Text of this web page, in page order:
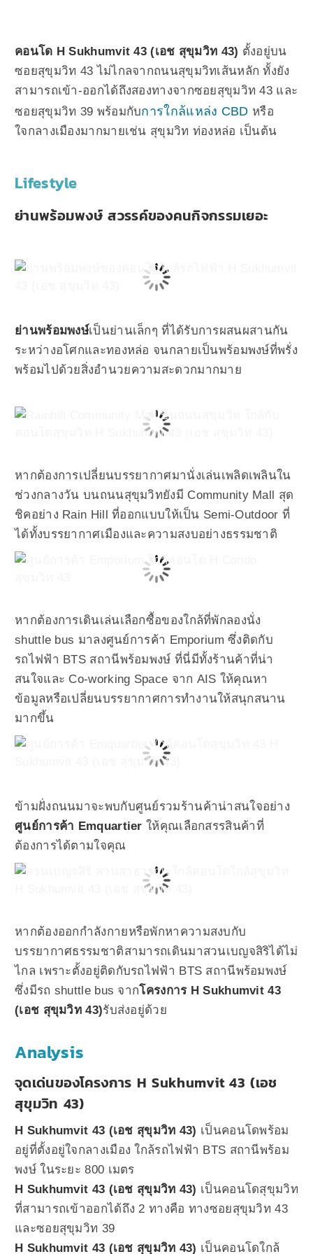
คอนโด H Sukhumvit 43 (เอช สุขุมวิท 43) ตั้งอยู่บน
ซอยสุขุมวิท 43 ไม่ไกลจากถนนสุขุมวิทเส้นหลัก ทั้งยัง
สามารถเข้า-ออกได้ถึงสองทางจากซอยสุขุมวิท 43 และ
ซอยสุขุมวิท 39 พร้อมกับการใกล้แหล่ง CBD หรือ
ใจกลางเมืองมากมายเช่น สุขุมวิท ท่องหล่อ เป็นต้น
Lifestyle
ย่านพร้อมพงษ์ สวรรค์ของคนกิจกรรมเยอะ
ย่านพร้อมพงษ์เป็นย่านเล็กๆ ที่ได้รับการผสนผสานกัน
ระหว่างอโศกและทองหล่อ จนกลายเป็นพร้อมพงษ์ที่พรั่ง
พร้อมไปด้วยสิ่งอำนวยความสะดวกมากมาย
หากต้องการเปลี่ยนบรรยากาศมานั่งเล่นเพลิดเพลินใน
ช่วงกลางวัน บนถนนสุขุมวิทยังมี Community Mall สุด
ชิคอย่าง Rain Hill ที่ออกแบบให้เป็น Semi-Outdoor ที่
ได้ทั้งบรรยากาศเมืองและความสงบอย่างธรรมชาติ
หากต้องการเดินเล่นเลือกซื้อของใกล้ที่พักลองนั่ง
shuttle bus มาลงศูนย์การค้า Emporium ซึ่งติดกับ
รถไฟฟ้า BTS สถานีพร้อมพงษ์ ที่นี่มีทั้งร้านค้าที่น่า
สนใจและ Co-working Space จาก AIS ให้คุณหา
ข้อมูลหรือเปลี่ยนบรรยากาศการทำงานให้สนุกสนาน
มากขึ้น
ข้ามฝั่งถนนมาจะพบกับศูนย์รวมร้านค้าน่าสนใจอย่าง
ศูนย์การค้า Emquartier ให้คุณเลือกสรรสินค้าที่
ต้องการได้ตามใจคุณ
หากต้องออกกำลังกายหรือพักหาความสงบกับ
บรรยากาศธรรมชาติสามารถเดินมาสวนเบญจสิริได้ไม่
ไกล เพราะตั้งอยู่ติดกับรถไฟฟ้า BTS สถานีพร้อมพงษ์
ซึ่งมีรถ shuttle bus จากโครงการ H Sukhumvit 43
(เอช สุขุมวิท 43)รับส่งอยู่ด้วย
Analysis
จุดเด่นของโครงการ H Sukhumvit 43 (เอช
สุขุมวิท 43)
H Sukhumvit 43 (เอช สุขุมวิท 43) เป็นคอนโดพร้อม
อยู่ที่ตั้งอยู่ใจกลางเมือง ใกล้รถไฟฟ้า BTS สถานีพร้อม
พงษ์ ในระยะ 800 เมตร
H Sukhumvit 43 (เอช สุขุมวิท 43) เป็นคอนโดสุขุมวิท
ที่สามารถเข้าออกได้ถึง 2 ทางคือ ทางซอยสุขุมวิท 43
และซอยสุขุมวิท 39
H Sukhumvit 43 (เอช สุขุมวิท 43) เป็นคอนโดใกล้